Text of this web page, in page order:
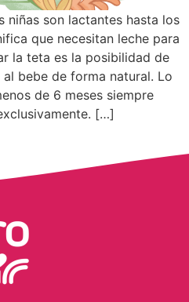
niñas son lactantes hasta los
que necesitan leche para
la teta es la posibilidad de
bebe de forma natural. Lo
de 6 meses siempre
[…]